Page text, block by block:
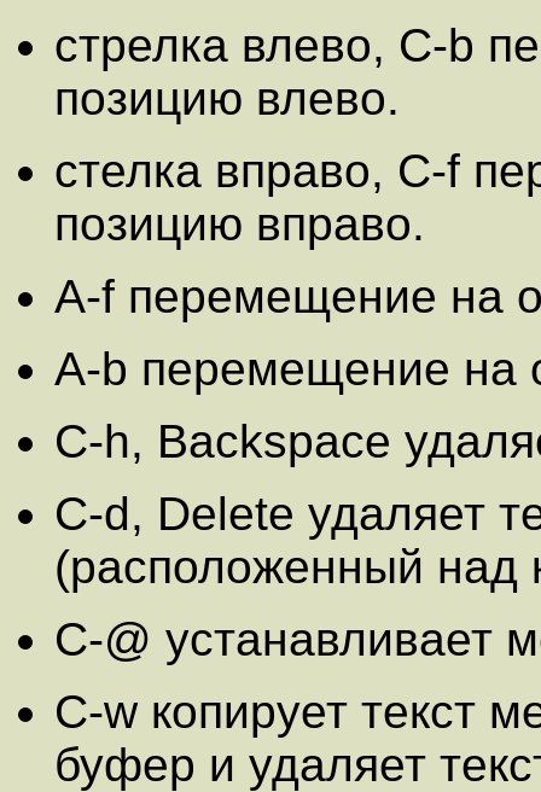
стрелка влево, C-b
позицию влево.
стелка вправо, C-f
позицию вправо.
A-f перемещение на
A-b перемещение на
C-h, Backspace
C-d, Delete удаляет
(расположенный над
C-@ устанавливает
C-w копирует текст
буфер и удаляет